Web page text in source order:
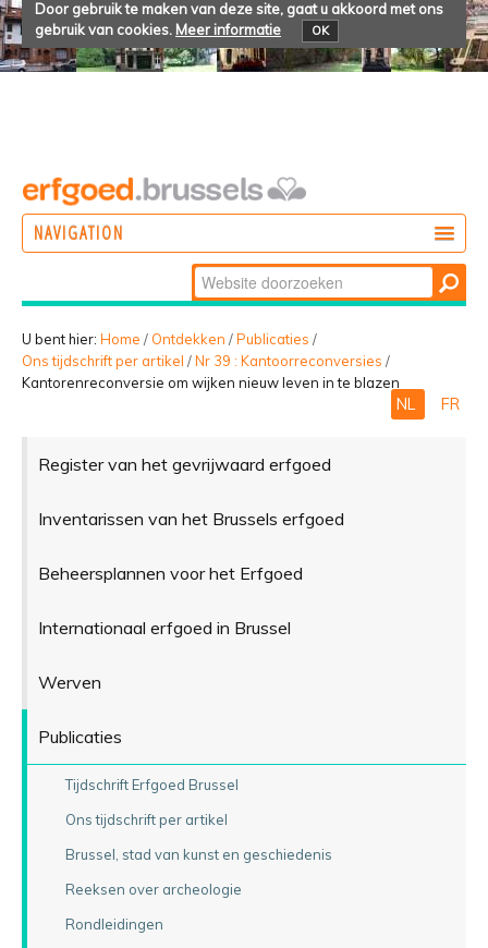
Door gebruik te maken van deze site, gaat u akkoord met ons
gebruik van cookies. Meer informatie OK
NAVIGATION
BELEVEN
Zoek
Geavanceerd
zoeken...
U bent hier: Home / Ontdekken /Publicaties /
Ons tijdschrift per artikel /Nr 39 : Kantoorreconversies /
Kantorenreconversie om wijken nieuw leven in te blazen
NL FR
Register van het gevrijwaard erfgoed
Inventarissen van het Brussels erfgoed
Beheersplannen voor het Erfgoed
Internationaal erfgoed in Brussel
Werven
Publicaties
Tijdschrift Erfgoed Brussel
Ons tijdschrift per artikel
Brussel, stad van kunst en geschiedenis
Reeksen over archeologie
Rondleidingen